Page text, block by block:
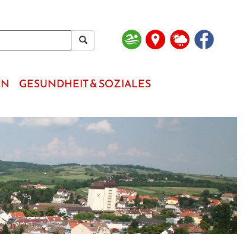
GESUNDHEIT & SOZIALES